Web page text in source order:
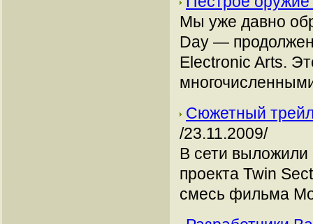
Мы уже давно
Day —
Electronic Arts.
Сюжетный
/23.11.2009/
В сети выложили
проекта Twin
смесь фильма